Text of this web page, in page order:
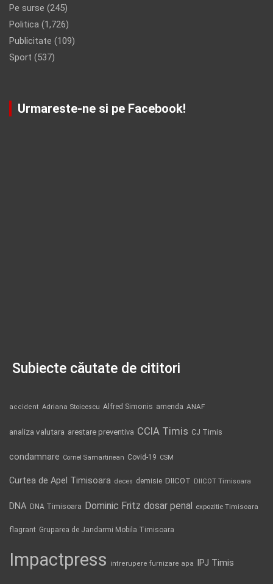
Pe surse (245)
Politica (1,726)
Publicitate (109)
Sport (537)
Urmareste-ne si pe Facebook!
Subiecte căutate de cititori
accident Adriana Stoicescu Alfred Simonis amenda ANAF
analiza valutara arestare preventiva CCIA Timis CJ Timis
condamnare Cornel Samartinean Covid-19 CSM
Curtea de Apel Timisoara deces demisie DIICOT DIICOT Timisoara
DNA DNA Timisoara Dominic Fritz dosar penal expozitie Timisoara
flagrant Gruparea de Jandarmi Mobila Timisoara
Impactpress intrerupere furnizare apa IPJ Timis